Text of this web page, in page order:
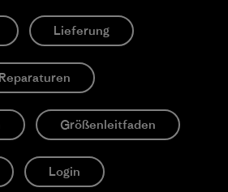
Lieferung
Reparaturen
Größenleitfaden
Login